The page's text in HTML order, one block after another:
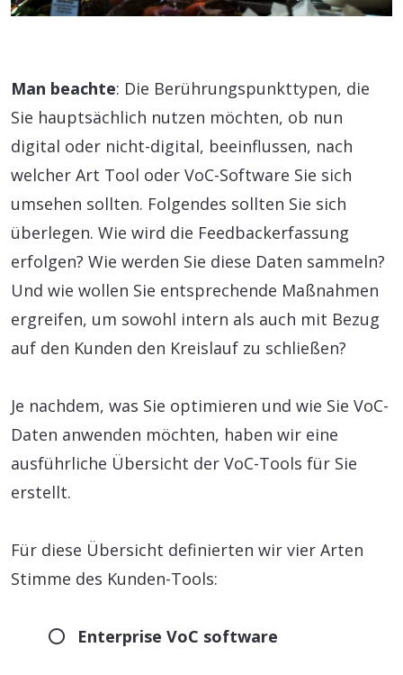
Man beachte: Die Berührungspunkttypen, die
Sie hauptsächlich nutzen möchten, ob nun
digital oder nicht-digital, beeinflussen, nach
welcher Art Tool oder VoC-Software Sie sich
umsehen sollten. Folgendes sollten Sie sich
überlegen. Wie wird die Feedbackerfassung
erfolgen? Wie werden Sie diese Daten sammeln?
Und wie wollen Sie entsprechende Maßnahmen
ergreifen, um sowohl intern als auch mit Bezug
auf den Kunden den Kreislauf zu schließen?
Je nachdem, was Sie optimieren und wie Sie VoC-
Daten anwenden möchten, haben wir eine
ausführliche Übersicht der VoC-Tools für Sie
erstellt.
Für diese Übersicht definierten wir vier Arten
Stimme des Kunden-Tools:
Enterprise VoC software